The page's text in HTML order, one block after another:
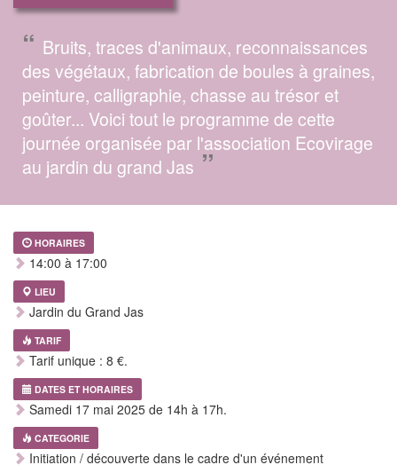
“ Bruits, traces d'animaux, reconnaissances
des végétaux, fabrication de boules à graines,
peinture, calligraphie, chasse au trésor et
goûter... Voici tout le programme de cette
journée organisée par l'association Ecovirage
au jardin du grand Jas ”
HORAIRES
14:00 à 17:00
LIEU
Jardin du Grand Jas
TARIF
Tarif unique : 8 €.
DATES ET HORAIRES
Samedi 17 mai 2025 de 14h à 17h.
CATEGORIE
Initiation / découverte dans le cadre d'un événement